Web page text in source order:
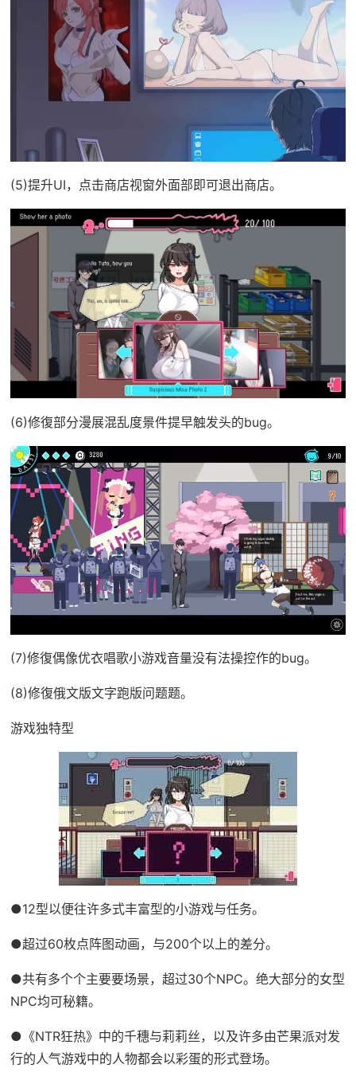
(5)提升UI，点击商店视窗外面部即可退出商店。
(6)修復部分漫展混乱度景件提早触发头的bug。
(7)修復偶像优衣唱歌小游戏音量没有法操控作的bug。
(8)修復俄文版文字跑版问题题。
游戏独特型
●12型以便往许多式丰富型的小游戏与任务。
●超过60枚点阵图动画，与200个以上的差分。
●共有多个个主要要场景，超过30个NPC。绝大部分的女型
NPC均可秘籍。
●《NTR狂热》中的千穗与莉莉丝，以及许多由芒果派对发
行的人气游戏中的人物都会以彩蛋的形式登场。